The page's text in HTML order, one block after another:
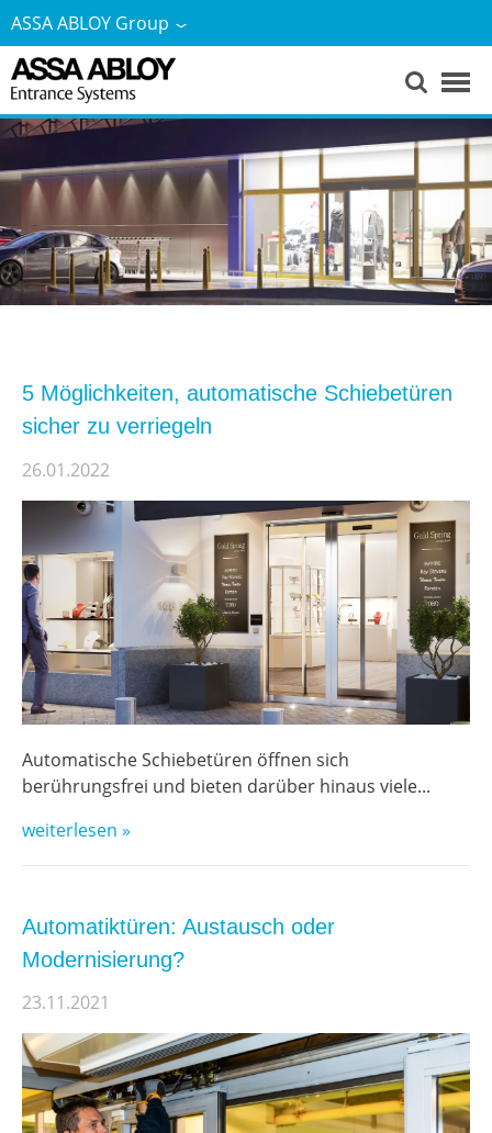
ASSA ABLOY Group
5 Möglichkeiten, automatische Schiebetüren
sicher zu verriegeln
26.01.2022
Automatische Schiebetüren öffnen sich
berührungsfrei und bieten darüber hinaus viele...
weiterlesen »
Automatiktüren: Austausch oder
Modernisierung?
23.11.2021